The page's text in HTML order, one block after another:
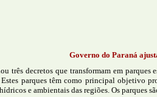
Governo do Paraná
três decretos que transformam em
parques têm como principal objetivo
e ambientais das regiões. Os parques